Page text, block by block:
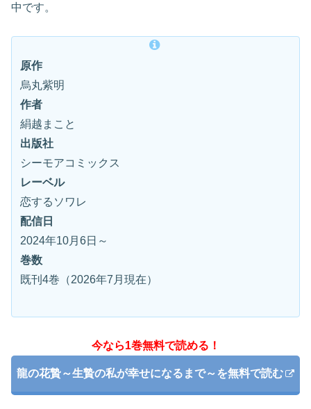
中です。
原作
烏丸紫明
作者
絹越まこと
出版社
シーモアコミックス
レーベル
恋するソワレ
配信日
2024年10月6日～
巻数
既刊4巻（2026年7月現在）
今なら1巻無料で読める！
龍の花贄～生贄の私が幸せになるまで～を無料で読む